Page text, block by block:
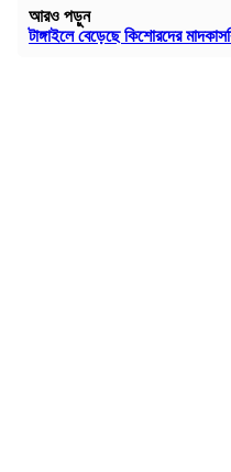
আরও পড়ুন
টাঙ্গাইলে বেড়েছে কিশোরদের